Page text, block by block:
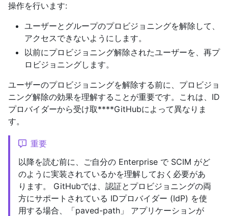
操作を行います:
ユーザーとグループのプロビジョニングを解除して、
アクセスできないようにします。
以前にプロビジョニング解除されたユーザーを、再プ
ロビジョニングします。
ユーザーのプロビジョニングを解除する前に、プロビジョ
ニング解除の効果を理解することが重要です。これは、ID
プロバイダーから受け取****GitHubによって異なりま
す。
重要
以降を読む前に、ご自分の Enterprise で SCIM がど
のように実装されているかを理解しておく必要があ
ります。 GitHubでは、認証とプロビジョニングの両
方にサポートされている IDプロバイダー (IdP) を使
用する場合、「paved-path」 アプリケーションが